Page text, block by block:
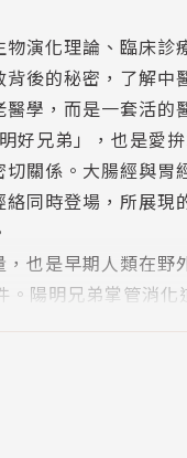
演化理論、臨床診
後的秘密，了解中
學，而是一套活的
好兄弟」，也是愛
關係。大腸經與胃
同時登場，所展現
也是早期人類在野
陽明兄弟掌管消化
助眠外，往往都忽
兄弟的最佳貢獻！